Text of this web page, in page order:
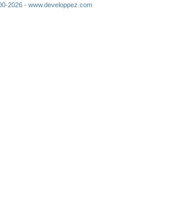
2026 - www.developpez.com